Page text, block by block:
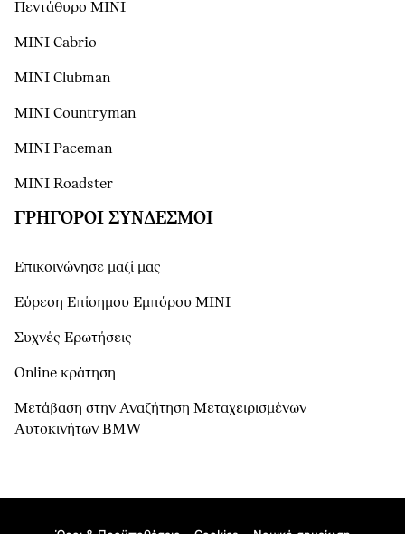
Πεντάθυρο MINI
MINI Cabrio
MINI Clubman
MINI Countryman
MINI Paceman
MINI Roadster
ΓΡΉΓΟΡΟΙ ΣΎΝΔΕΣΜΟΙ
Επικοινώνησε μαζί μας
Εύρεση Επίσημου Εμπόρου ΜΙΝΙ
Συχνές Ερωτήσεις
Online κράτηση
Μετάβαση στην Αναζήτηση Μεταχειρισμένων
Αυτοκινήτων BMW